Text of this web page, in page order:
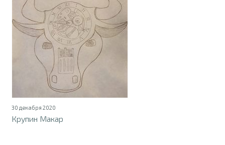
30 декабря 2020
Крупин Макар